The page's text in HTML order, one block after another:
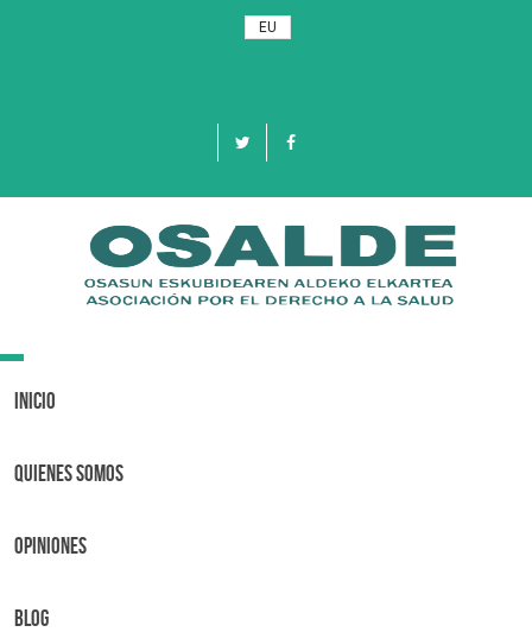
EU
Toggle
Inicio
Quienes Somos
OPINIONES
BLOG